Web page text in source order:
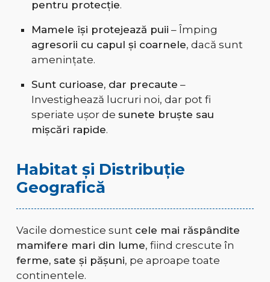
pentru protecție.
Mamele își protejează puii – Împing
agresorii cu capul și coarnele, dacă sunt
amenințate.
Sunt curioase, dar precaute –
Investighează lucruri noi, dar pot fi
speriate ușor de sunete bruște sau
mișcări rapide.
Habitat și Distribuție
Geografică
Vacile domestice sunt cele mai răspândite
mamifere mari din lume, fiind crescute în
ferme, sate și pășuni, pe aproape toate
continentele.